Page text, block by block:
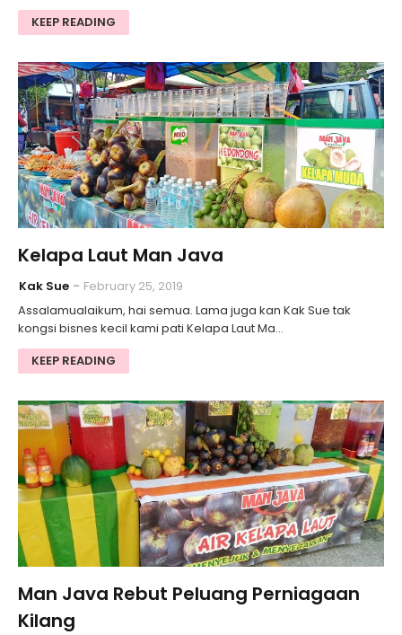
KEEP READING
Kelapa Laut Man Java
Kak Sue
February 25, 2019
Assalamualaikum, hai semua. Lama juga kan Kak Sue tak
kongsi bisnes kecil kami pati Kelapa Laut Ma…
KEEP READING
Man Java Rebut Peluang Perniagaan
Kilang